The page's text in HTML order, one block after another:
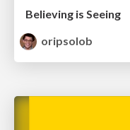
Believing is Seeing
oripsolob